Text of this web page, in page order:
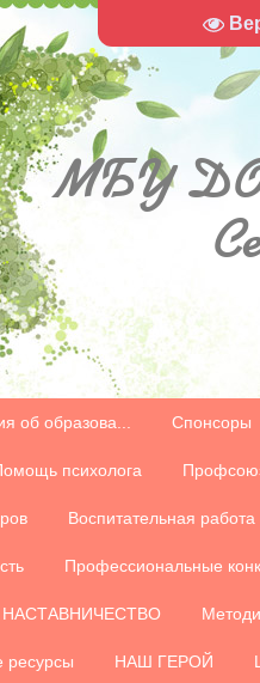
МБУ
об образова... Спонсоры
психолога
Воспитательная работа
Профессиональные
НАСТАВНИЧЕСТВО
ресурсы НАШ ГЕРОЙ